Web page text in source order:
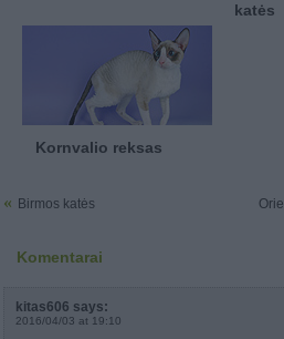
katės
Kornvalio reksas
« Birmos katės
Komentarai
kitas606 says:
2016/04/03 at 19:10